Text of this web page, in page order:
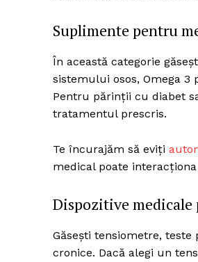
Suplimente pentru
În această categorie
sistemului osos, Omega
Pentru părinții cu diabet
tratamentul prescris.
Te încurajăm să eviți
medical poate
Dispozitive medicale
Găsești tensiometre,
cronice. Dacă alegi un